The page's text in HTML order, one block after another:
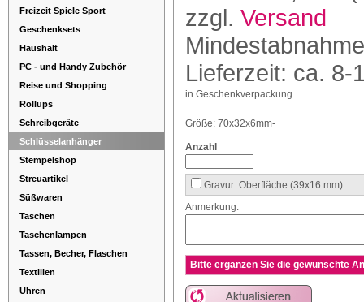
Freizeit Spiele Sport
Geschenksets
Haushalt
PC - und Handy Zubehör
Reise und Shopping
Rollups
Schreibgeräte
Schlüsselanhänger
Stempelshop
Streuartikel
Süßwaren
Taschen
Taschenlampen
Tassen, Becher, Flaschen
Textilien
Uhren
zzgl. Versand
Lieferzeit: ca. 8-
in Geschenkverpackung
Größe: 70x32x6mm-
Anzahl
Gravur: Oberfläche (39x16 mm)
Anmerkung:
Bitte ergänzen Sie die gewünschte